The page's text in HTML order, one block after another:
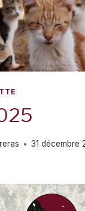
31 décembre